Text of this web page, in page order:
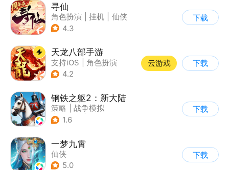
寻仙
角色扮演 挂机
仙侠
| 寻仙
4.3
下载
天龙八部手游
支持iOS
角色扮演
| MMORPG
4.2
云游戏 下载
钢铁之躯2：新大陆
策略
战争模拟
| 中世纪
1.6
下载
一梦九霄
仙侠
5.0
下载